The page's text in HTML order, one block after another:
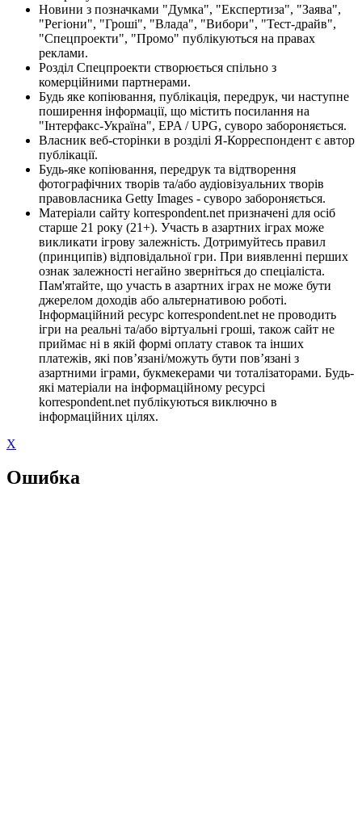
Новини з позначками "Думка", "Експертиза", "Заява",
"Регіони", "Гроші", "Влада", "Вибори", "Тест-драйв",
"Спецпроекти", "Промо" публікуються на правах
реклами.
Розділ Спецпроекти створюється спільно з
комерційними партнерами.
Будь яке копіювання, публікація, передрук, чи наступне
поширення інформації, що містить посилання на
"Інтерфакс-Україна", EPA / UPG, суворо забороняється.
Власник веб-сторінки в розділі Я-Корреспондент є автор
публікації.
Будь-яке копіювання, передрук та відтворення
фотографічних творів та/або аудіовізуальних творів
правовласника Getty Images - суворо забороняється.
Матеріали сайту korrespondent.net призначені для осіб
старше 21 року (21+). Участь в азартних іграх може
викликати ігрову залежність. Дотримуйтесь правил
(принципів) відповідальної гри. При виявленні перших
ознак залежності негайно зверніться до спеціаліста.
Пам'ятайте, що участь в азартних іграх не може бути
джерелом доходів або альтернативою роботі.
Інформаційний ресурс korrespondent.net не проводить
ігри на реальні та/або віртуальні гроші, також сайт не
приймає ні в якій формі оплату ставок та інших
платежів, які пов’язані/можуть бути пов’язані з
азартними іграми, букмекерами чи тоталізаторами. Будь-
які матеріали на інформаційному ресурсі
korrespondent.net публікуються виключно в
інформаційних цілях.
X
Ошибка